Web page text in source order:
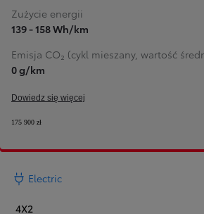
Zużycie energii
139 - 158 Wh/km
Emisja CO₂ (cykl mieszany, wartość
0 g/km
Dowiedz się więcej
175 900 zł
Electric
4X2